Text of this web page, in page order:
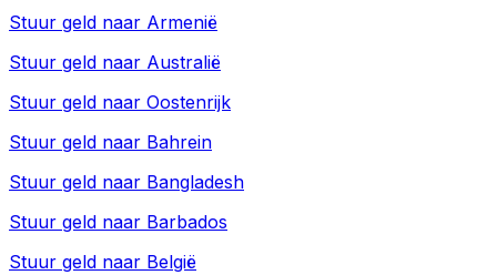
Stuur geld naar Armenië
Stuur geld naar Australië
Stuur geld naar Oostenrijk
Stuur geld naar Bahrein
Stuur geld naar Bangladesh
Stuur geld naar Barbados
Stuur geld naar België